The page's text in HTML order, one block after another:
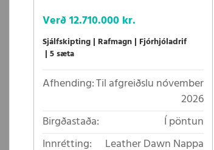
Verð12.710.000 kr.
Sjálfskipting Rafmagn Fjórhjóladrif
5 sæta
Afhending:Til afgreiðslu nóvember
2026
Birgðastaða:
Í pöntun
Innrétting:
Leather Dawn Nappa